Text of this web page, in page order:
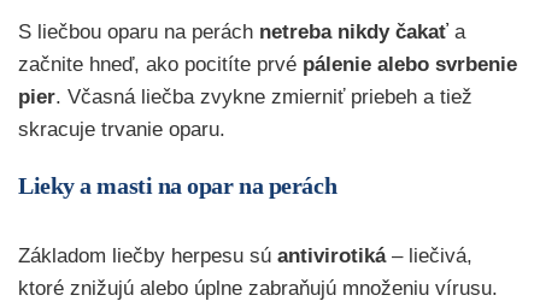
S liečbou oparu na perách netreba nikdy čakaťa
začnite hneď, ako pocitíte prvé pálenie alebo svrbenie
pier. Včasná liečba zvykne zmierniť priebeh a tiež
skracuje trvanie oparu.
Lieky a masti na opar na perách
Základom liečby herpesu sú antivirotiká– liečivá,
ktoré znižujú alebo úplne zabraňujú množeniu vírusu.